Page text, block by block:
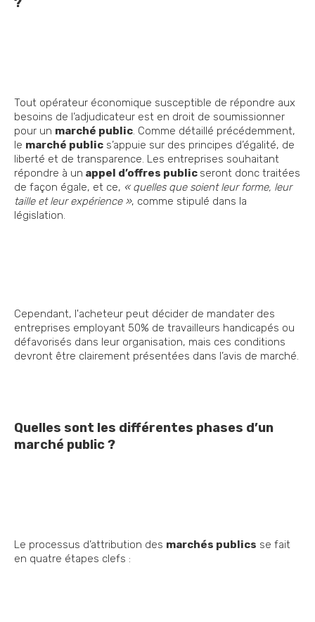
Tout opérateur économique susceptible de répondre aux
besoins de l’adjudicateur est en droit de soumissionner
pour un marché public. Comme détaillé précédemment,
le marché public s’appuie sur des principes d’égalité, de
liberté et de transparence. Les entreprises souhaitant
répondre à un appel d’offres public seront donc traitées
de façon égale, et ce, « quelles que soient leur forme, leur
taille et leur expérience », comme stipulé dans la
législation.
Cependant, l'acheteur peut décider de mandater des
entreprises employant 50% de travailleurs handicapés ou
défavorisés dans leur organisation, mais ces conditions
devront être clairement présentées dans l’avis de marché.
Quelles sont les différentes phases d’un
marché public ?
Le processus d’attribution des marchés publics se fait
en quatre étapes clefs :